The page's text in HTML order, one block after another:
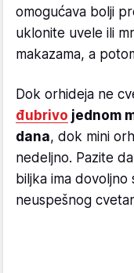
omogućava bolji
uklonite uvele ili
makazama, a
Dok orhideja ne
đubrivo jednom
dana, dok mini
nedeljno. Pazite
biljka ima
neuspešnog